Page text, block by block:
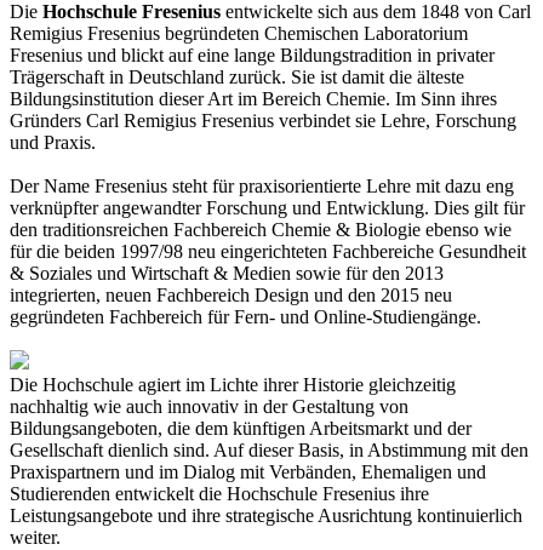
Die Hochschule Fresenius entwickelte sich aus dem 1848 von Carl
Remigius Fresenius begründeten Chemischen Laboratorium
Fresenius und blickt auf eine lange Bildungstradition in privater
Trägerschaft in Deutschland zurück. Sie ist damit die älteste
Bildungsinstitution dieser Art im Bereich Chemie. Im Sinn ihres
Gründers Carl Remigius Fresenius verbindet sie Lehre, Forschung
und Praxis.
Der Name Fresenius steht für praxisorientierte Lehre mit dazu eng
verknüpfter angewandter Forschung und Entwicklung. Dies gilt für
den traditionsreichen Fachbereich Chemie & Biologie ebenso wie
für die beiden 1997/98 neu eingerichteten Fachbereiche Gesundheit
& Soziales und Wirtschaft & Medien sowie für den 2013
integrierten, neuen Fachbereich Design und den 2015 neu
gegründeten Fachbereich für Fern- und Online-Studiengänge.
Die Hochschule agiert im Lichte ihrer Historie gleichzeitig
nachhaltig wie auch innovativ in der Gestaltung von
Bildungsangeboten, die dem künftigen Arbeitsmarkt und der
Gesellschaft dienlich sind. Auf dieser Basis, in Abstimmung mit den
Praxispartnern und im Dialog mit Verbänden, Ehemaligen und
Studierenden entwickelt die Hochschule Fresenius ihre
Leistungsangebote und ihre strategische Ausrichtung kontinuierlich
weiter.